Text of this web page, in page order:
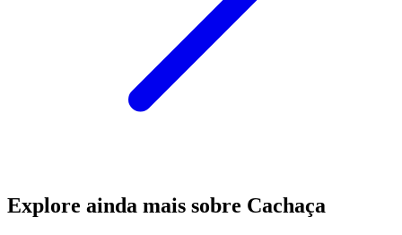
Explore ainda mais sobre Cachaça